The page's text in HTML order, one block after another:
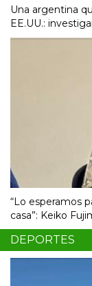
Una argentina
EE.UU.:
“Lo esperamos
casa”: Keiko
DEPORTES